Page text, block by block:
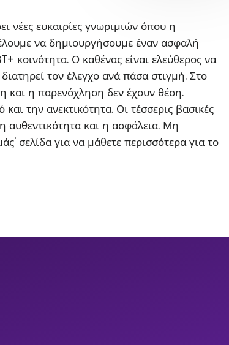
νέες ευκαιρίες γνωριμιών όπου η
να δημιουργήσουμε έναν ασφαλή
κοινότητα. Ο καθένας είναι ελεύθερος να
τον έλεγχο ανά πάσα στιγμή. Στο
και η παρενόχληση δεν έχουν θέση.
την ανεκτικότητα. Οι τέσσερις βασικές
αυθεντικότητα και η ασφάλεια. Μη
σελίδα για να μάθετε περισσότερα για το